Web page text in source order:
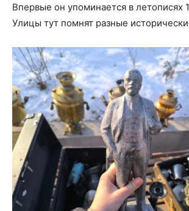
Впервые он упоминается в летописях
Улицы тут помнят разные